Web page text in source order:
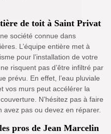
de toit à Saint Privat
société connue dans
L’équipe entière met à
pour l’installation de votre
risquent pas d’être infiltré par
prévu. En effet, l’eau pluviale
vos murs peut accélérer la
N’hésitez pas à faire
avez pas ou devez en réparer.
pros de Jean Marcelin